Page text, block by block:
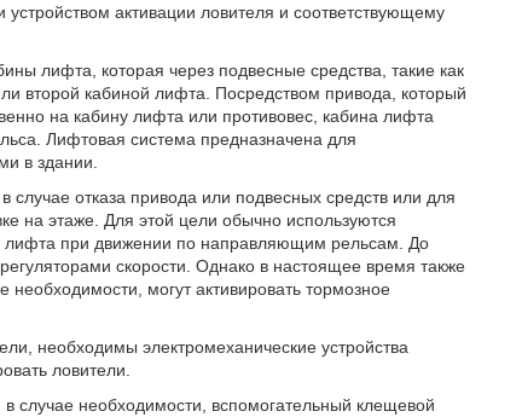
активации ловителя и соответствующему
лифта, которая через подвесные средства, такие как
второй кабиной лифта. Посредством привода, который
на кабину лифта или противовес, кабина лифта
Лифтовая система предназначена для
в здании.
отказа привода или подвесных средств или для
на этаже. Для этой цели обычно используются
лифта при движении по направляющим рельсам. До
скорости. Однако в настоящее время также
необходимости, могут активировать тормозное
необходимы электромеханические устройства
ловители.
случае необходимости, вспомогательный клещевой